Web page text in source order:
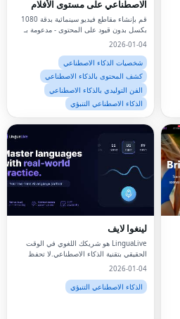
الاصطناعي على مستوى الأفلام
قم بإنشاء مقاطع فيديو سينمائية بدقة 1080
بكسل بدون قيود على المحتوى - مدعومة بـ
Wan AI مفتوح المصدر
2026-01-04
شخصيات الذكاء الاصطناعي
كشف المحتوى بالذكاء الاصطناعي
الفن التوليدي بالذكاء الاصطناعي
الذكاء الاصطناعي التنبؤي
لينغوا لايف
LinguaLive هو شريكك اللغوي في الوقت
الحقيقي بتقنية الذكاء الاصطناعي.لا تحفظ
الكلمات فقط.تدرب على مقابلات العمل
الإنجليزية والإسبانية واليابانية والفرنسي
2026-01-04
الذكاء الاصطناعي التنبؤي